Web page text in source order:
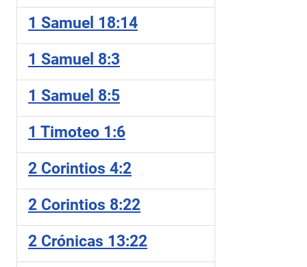
1 Samuel 18:14
1 Samuel 8:3
1 Samuel 8:5
1 Timoteo 1:6
2 Corintios 4:2
2 Corintios 8:22
2 Crónicas 13:22